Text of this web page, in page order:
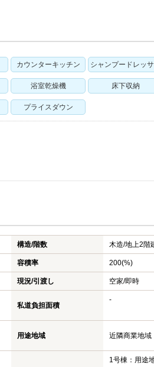
カウンターキッチン シャンプードレッ
浴室乾燥機 床下収納
プライスダウン
構造/階数 木造/地上2階
容積率 200(%)
現況/引渡し 空家/即時
私道負担面積
-
用途地域 近隣商業地域
1号棟：用途